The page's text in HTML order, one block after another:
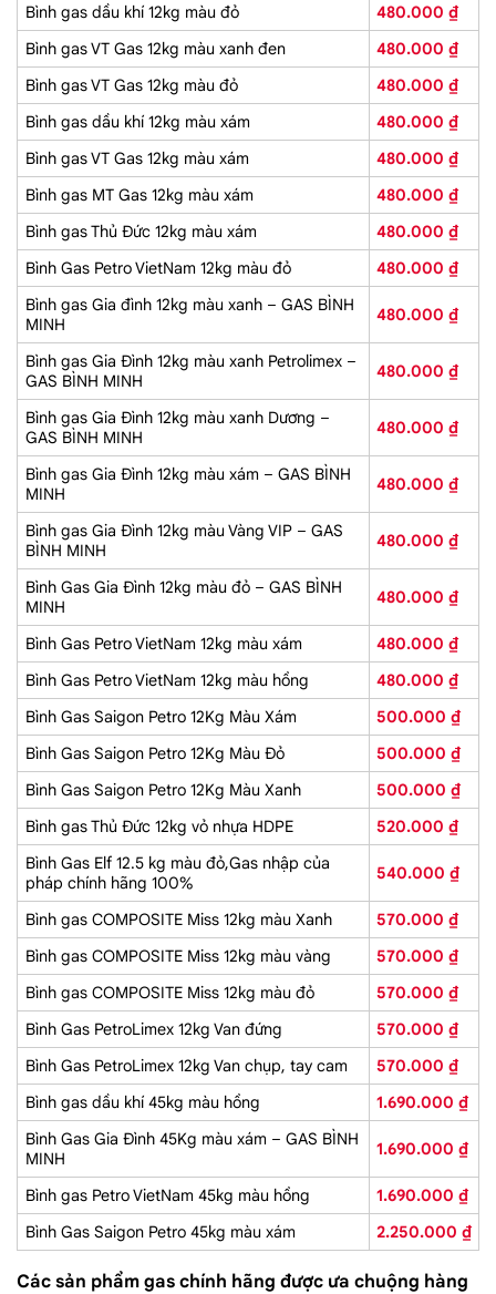
Bình gas dầu khí 12kg màu đỏ 480.000 ₫
Bình gas VT Gas 12kg màu xanh đen
480.000 ₫
Bình gas VT Gas 12kg màu đỏ
480.000 ₫
Bình gas dầu khí 12kg màu xám
480.000 ₫
Bình gas VT Gas 12kg màu xám
480.000 ₫
Bình gas MT Gas 12kg màu xám
480.000 ₫
Bình gas Thủ Đức 12kg màu xám
480.000 ₫
Bình Gas Petro VietNam 12kg màu đỏ
480.000 ₫
Bình gas Gia đình 12kg màu xanh – GAS BÌNH
MINH
480.000 ₫
Bình gas Gia Đình 12kg màu xanh Petrolimex –
GAS BÌNH MINH
480.000 ₫
Bình gas Gia Đình 12kg màu xanh Dương –
GAS BÌNH MINH
480.000 ₫
Bình gas Gia Đình 12kg màu xám – GAS BÌNH
MINH
480.000 ₫
Bình gas Gia Đình 12kg màu Vàng VIP – GAS
BÌNH MINH
480.000 ₫
Bình Gas Gia Đình 12kg màu đỏ – GAS BÌNH
MINH
480.000 ₫
Bình Gas Petro VietNam 12kg màu xám 480.000 ₫
Bình Gas Petro VietNam 12kg màu hồng
480.000 ₫
Bình Gas Saigon Petro 12Kg Màu Xám
500.000 ₫
Bình Gas Saigon Petro 12Kg Màu Đỏ
500.000 ₫
Bình Gas Saigon Petro 12Kg Màu Xanh
500.000 ₫
Bình gas Thủ Đức 12kg vỏ nhựa HDPE
520.000 ₫
Bình Gas Elf 12.5 kg màu đỏ,Gas nhập của
pháp chính hãng 100%
540.000 ₫
Bình gas COMPOSITE Miss 12kg màu Xanh 570.000 ₫
Bình gas COMPOSITE Miss 12kg màu vàng
570.000 ₫
Bình gas COMPOSITE Miss 12kg màu đỏ
570.000 ₫
Bình Gas PetroLimex 12kg Van đứng
570.000 ₫
Bình Gas PetroLimex 12kg Van chụp, tay cam
570.000 ₫
Bình gas dầu khí 45kg màu hồng
1.690.000 ₫
Bình Gas Gia Đình 45Kg màu xám – GAS BÌNH
MINH
1.690.000 ₫
Bình gas Petro VietNam 45kg màu hồng 1.690.000 ₫
Bình Gas Saigon Petro 45kg màu xám
2.250.000 ₫
Các sản phẩm gas chính hãng được ưa chuộng hàng